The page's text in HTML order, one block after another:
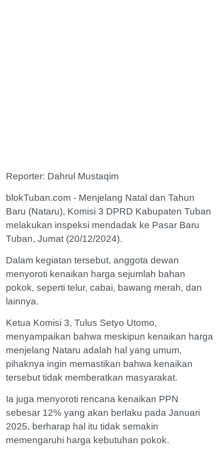
Reporter: Dahrul Mustaqim
blokTuban.com - Menjelang Natal dan Tahun
Baru (Nataru), Komisi 3 DPRD Kabupaten Tuban
melakukan inspeksi mendadak ke Pasar Baru
Tuban, Jumat (20/12/2024).
Dalam kegiatan tersebut, anggota dewan
menyoroti kenaikan harga sejumlah bahan
pokok, seperti telur, cabai, bawang merah, dan
lainnya.
Ketua Komisi 3, Tulus Setyo Utomo,
menyampaikan bahwa meskipun kenaikan harga
menjelang Nataru adalah hal yang umum,
pihaknya ingin memastikan bahwa kenaikan
tersebut tidak memberatkan masyarakat.
Ia juga menyoroti rencana kenaikan PPN
sebesar 12% yang akan berlaku pada Januari
2025, berharap hal itu tidak semakin
memengaruhi harga kebutuhan pokok.